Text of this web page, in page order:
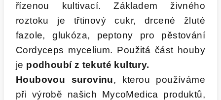
řízenou kultivací. Základem živného
roztoku je třtinový cukr, drcené žluté
fazole, glukóza, peptony pro pěstování
Cordyceps mycelium. Použitá část houby
je podhoubí z tekuté kultury.
Houbovou surovinu, kterou používáme
při výrobě našich MycoMedica produktů,